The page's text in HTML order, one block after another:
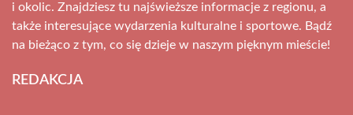
i okolic. Znajdziesz tu najświeższe informacje z regionu, a
także interesujące wydarzenia kulturalne i sportowe. Bądź
na bieżąco z tym, co się dzieje w naszym pięknym mieście!
REDAKCJA